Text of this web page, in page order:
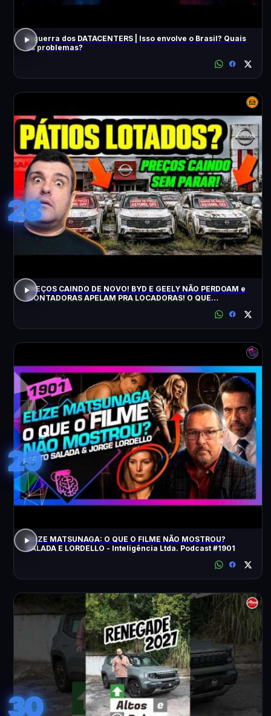
A guerra dos DATACENTERS | Isso envolve o Brasil? Quais
os problemas?
28
PREÇOS CAINDO DE NOVO! BYD E GEELY NÃO PERDOAM e
MONTADORAS APELAM PRA LOCADORAS! O QUE
29
ELIZE MATSUNAGA: O QUE O FILME NÃO MOSTROU?
SALADA E LORDELLO - Inteligência Ltda. Podcast #1901
30